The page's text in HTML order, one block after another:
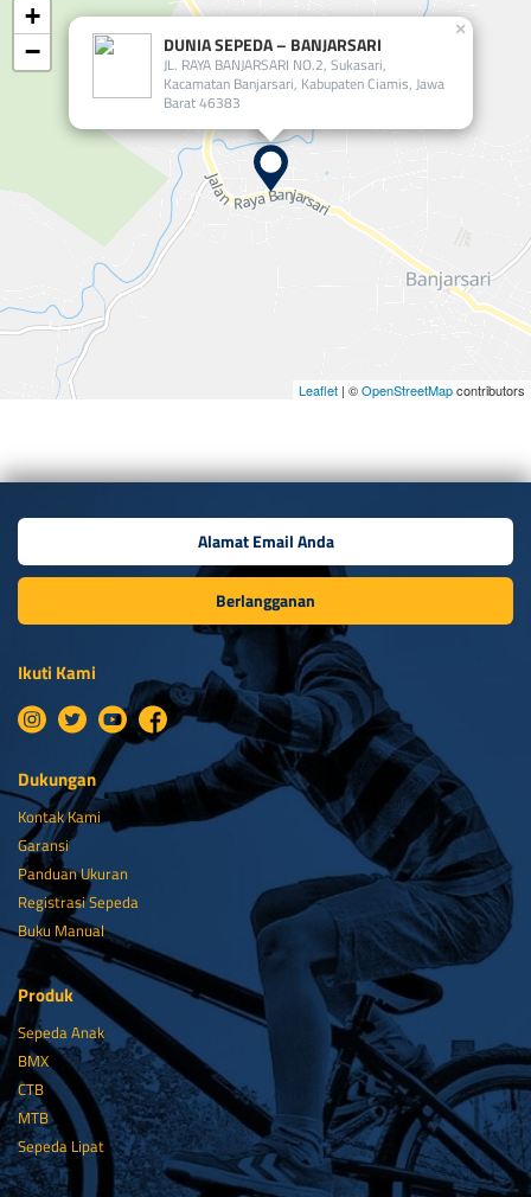
DUNIA SEPEDA – BANJARSARI
JL. RAYA BANJARSARI NO.2, Sukasari,
Kacamatan Banjarsari, Kabupaten Ciamis, Jawa
Barat 46383
×
+
−
Leaflet | ©OpenStreetMapcontributors
Berlangganan
Ikuti Kami
Dukungan
Kontak Kami
Garansi
Panduan Ukuran
Registrasi Sepeda
Buku Manual
Produk
Sepeda Anak
BMX
CTB
MTB
Sepeda Lipat